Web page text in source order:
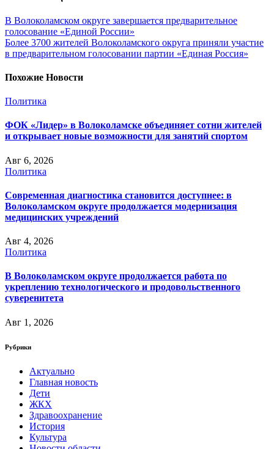
В Волоколамском округе завершается предварительное
голосование «Единой России»
Более 3700 жителей Волоколамского округа приняли участие
в предварительном голосовании партии «Единая Россия»
Похожие Новости
Политика
ФОК «Лидер» в Волоколамске объединяет сотни жителей
и открывает новые возможности для занятий спортом
Авг 6, 2026
Политика
Современная диагностика становится доступнее: в
Волоколамском округе продолжается модернизация
медицинских учреждений
Авг 4, 2026
Политика
В Волоколамском округе продолжается работа по
укреплению технологического и продовольственного
суверенитета
Авг 1, 2026
Рубрики
Актуально
Главная новость
Дети
ЖКХ
Здравоохранение
История
Культура